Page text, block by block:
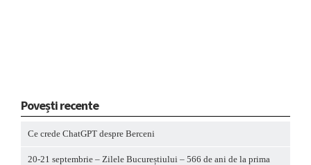
Povești recente
Ce crede ChatGPT despre Berceni
20-21 septembrie – Zilele Bucureștiului – 566 de ani de la prima